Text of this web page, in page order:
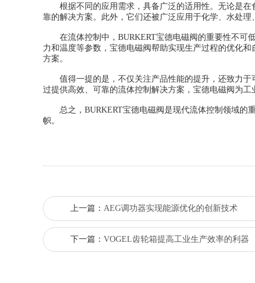
根据不同的应用需求，具备广泛的适用性。无论是在
靠的解决方案。此外，它们还被广泛应用于化学、水处理
在流体控制中，BURKERT宝德电磁阀的重要性不可
力和温度等参数，宝德电磁阀帮助实现生产过程的优化
方案。
值得一提的是，不仅关注产品性能的提升，还致力于
过提供高效、可靠的流体控制解决方案，宝德电磁阀为工
总之，BURKERT宝德电磁阀是现代流体控制领域的
帜。
上一篇： AEG调功器实现能源优化的创新技术
下一篇： VOGEL齿轮箱提高工业生产效率的利器